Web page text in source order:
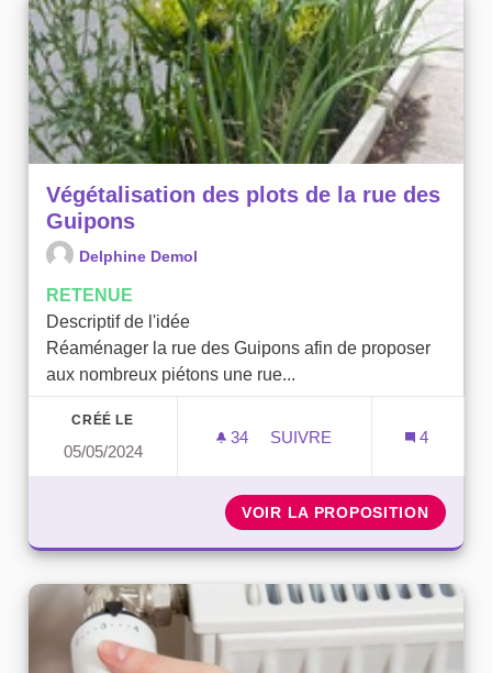
Végétalisation des plots de la rue des
Guipons
Delphine Demol
RETENUE
Descriptif de l'idée
Réaménager la rue des Guipons afin de proposer
aux nombreux piétons une rue...
CRÉÉ LE
05/05/2024
34 34 ABONNÉS
SUIVRE
4
VOIR LA PROPOSITION